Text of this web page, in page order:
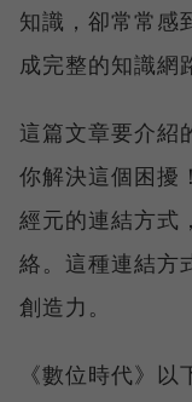
知識，卻常常感
成完整的知識網
這篇文章要介
你解決這個困擾
經元的連結方式
絡。這種連結方
創造力。
《數位時代》